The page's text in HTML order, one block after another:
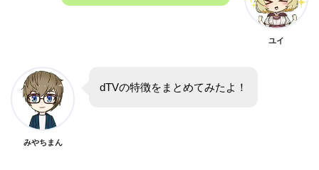
ユイ
みやちまん
dTVの特徴をまとめてみたよ！